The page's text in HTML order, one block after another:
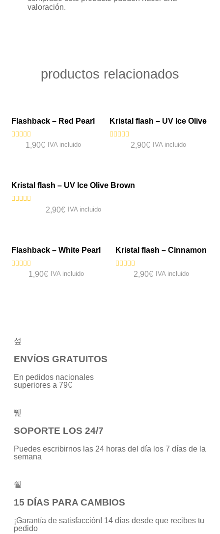
valoración.
productos relacionados
Flashback – Red Pearl
Valorado
1,90€ IVA incluido
Kristal flash – UV Ice Olive
Valorado2,90€ IVA incluido
Kristal flash – UV Ice Olive Brown
2,90€ IVA incluido
Flashback – White Pearl
Valorado1,90€ IVA incluido
Kristal flash – Cinnamon
Valorado2,90€ IVA incluido
ENVÍOS GRATUITOS
En pedidos nacionales
superiores a 79€
SOPORTE LOS 24/7
Puedes escribirnos las 24 horas del día los 7 días de la
semana
15 DÍAS PARA CAMBIOS
¡Garantía de satisfacción! 14 días desde que recibes tu
pedido